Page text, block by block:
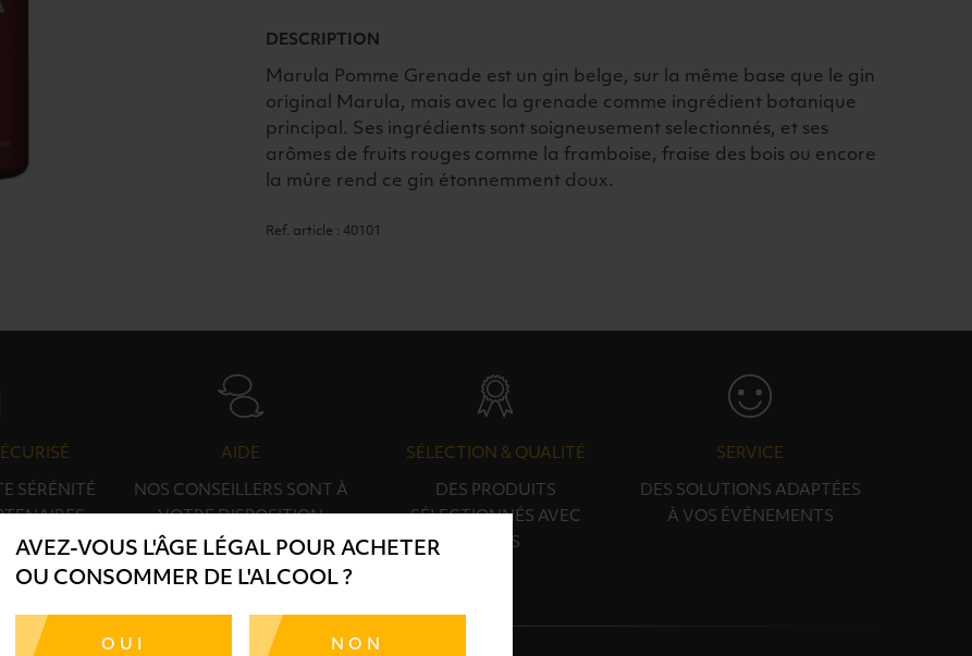
AVEZ-VOUS L'ÂGE LÉGAL POUR ACHETER
OU CONSOMMER DE L'ALCOOL ?
OUI NON
DESCRIPTION
Marula Pomme Grenade est un gin belge, sur la même base que le gin
original Marula, mais avec la grenade comme ingrédient botanique
principal. Ses ingrédients sont soigneusement selectionnés, et ses
arômes de fruits rouges comme la framboise, fraise des bois ou encore
la mûre rend ce gin étonnemment doux.
Ref. article : 40101
SÉRÉNITÉ
AIDE
NOS CONSEILLERS SONT À
VOTRE DISPOSITION
SÉLECTION & QUALITÉ
DES PRODUITS
SÉLECTIONNÉS AVEC
SOINS
SERVICE
DES SOLUTIONS ADAPTÉES
À VOS ÉVÉNEMENTS